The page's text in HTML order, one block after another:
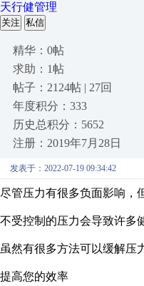
天行健管理
关注 私信
精华：0帖
求助：1帖
帖子：2124帖 | 27回
年度积分：333
历史总积分：5652
注册：2019年7月28日
发表于：2022-07-19 09:34:42
尽管压力有很多负面影响，
不受控制的压力会导致许多
虽然有很多方法可以缓解压
提高您的效率